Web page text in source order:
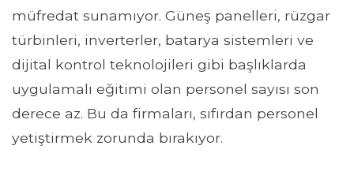
müfredat sunamıyor. Güneş panelleri, rüzgar
türbinleri, inverterler, batarya sistemleri ve
dijital kontrol teknolojileri gibi başlıklarda
uygulamalı eğitimi olan personel sayısı son
derece az. Bu da firmaları, sıfırdan personel
yetiştirmek zorunda bırakıyor.